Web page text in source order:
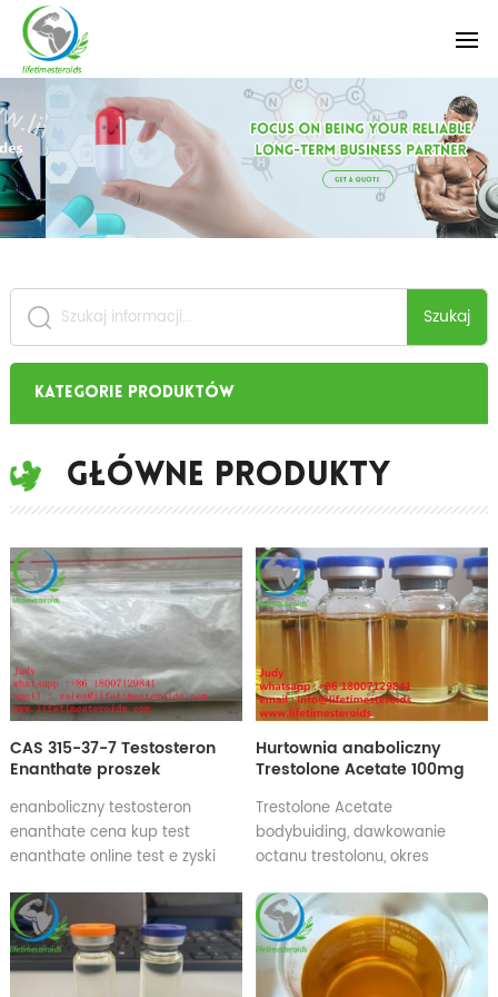
Szukaj
Kategorie produktów
Główne Produkty
CAS 315-37-7 Testosteron
Enanthate proszek
steroidowe
enanboliczny testosteron
enanthate cena kup test
enanthate online test e zyski
roboty najlepszy enantan
testosteronu
Hurtownia anaboliczny
Trestolone Acetate 100mg
10ml Olejek MENT 100
Trestolone Acetate
bodybuiding, dawkowanie
octanu trestolonu, okres
Skutki uboczne octanu
trestolonu , sprzedaż octanu
trestolonu, tabletki octanu
trestolonu, octan trestolonu 50